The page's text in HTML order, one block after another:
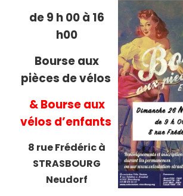
de 9 h 00 à 16
h00
Bourse aux
pièces de vélos
& Bourse aux
vélos d’enfants
8 rue Frédéric à
STRASBOURG
Neudorf